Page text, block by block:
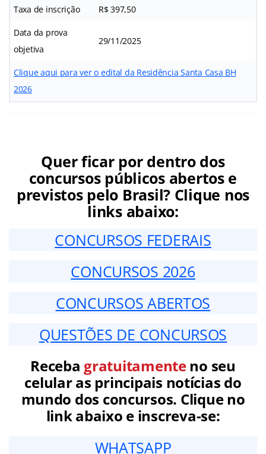
Taxa de inscrição R$ 397,50
Data da prova
objetiva
29/11/2025
Clique aqui para ver o edital da Residência Santa Casa BH
2026
Quer ficar por dentro dos
concursos públicos abertos e
previstos pelo Brasil? Clique nos
links abaixo:
CONCURSOS FEDERAIS
CONCURSOS 2026
CONCURSOS ABERTOS
QUESTÕES DE CONCURSOS
Receba gratuitamenteno seu
celular as principais notícias do
mundo dos concursos. Clique no
link abaixo e inscreva-se:
WHATSAPP